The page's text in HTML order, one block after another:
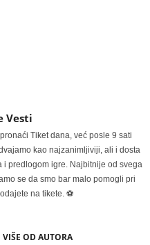
Vesti
Tiket dana, već posle 9 sati
kao najzanimljiviji, ali i dosta
predlogom igre. Najbitnije od svega
se da smo bar malo pomogli pri
na tikete. ⚽
VIŠE OD AUTORA